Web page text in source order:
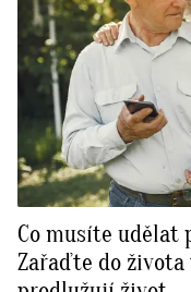
Co musíte udělat
Zařaďte do